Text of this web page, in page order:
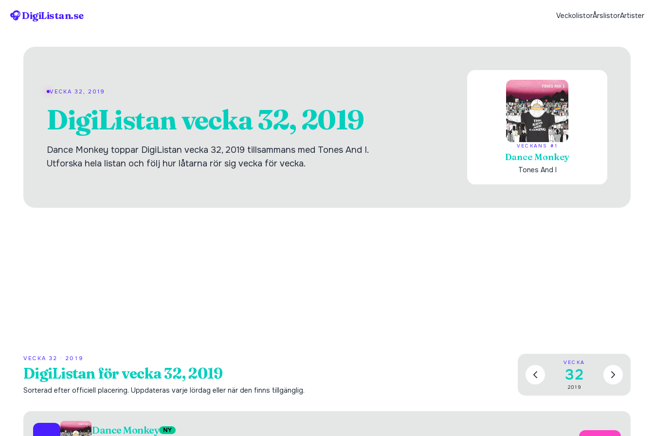
🎧 DigiListan.se VeckolistorÅrslistorArtister
VECKA 32, 2019
DigiListan vecka 32, 2019
Dance Monkey toppar DigiListan vecka 32, 2019 tillsammans med Tones And I.
Utforska hela listan och följ hur låtarna rör sig vecka för vecka.
VECKANS #1
Dance Monkey
Tones And I
VECKA 32 · 2019
DigiListan för vecka 32, 2019
Sorterad efter officiell placering. Uppdateras varje lördag eller när den finns tillgänglig.
VECKA
32
2019
Dance Monkey NY